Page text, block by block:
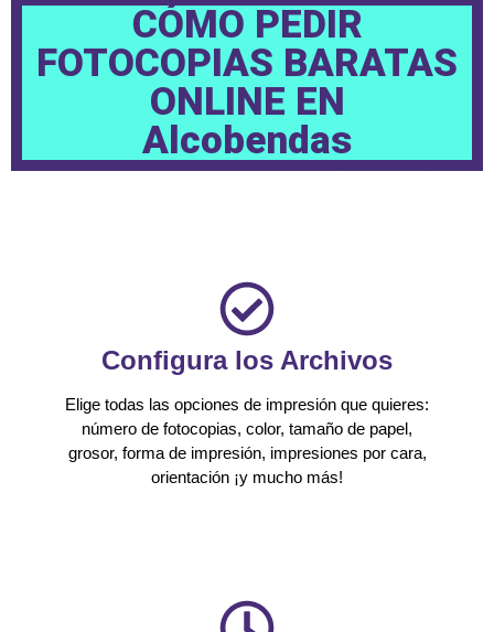
CÓMO PEDIR
FOTOCOPIAS BARATAS
ONLINE EN
Alcobendas
Configura los Archivos
Elige todas las opciones de impresión que quieres:
número de fotocopias, color, tamaño de papel,
grosor, forma de impresión, impresiones por cara,
orientación ¡y mucho más!